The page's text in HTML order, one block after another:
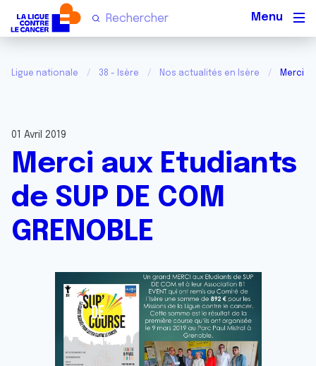
Ligue nationale 38 - Isère Nos actualités en Isère Merci
01 Avril 2019
Merci aux Etudiants
de SUP DE COM
GRENOBLE